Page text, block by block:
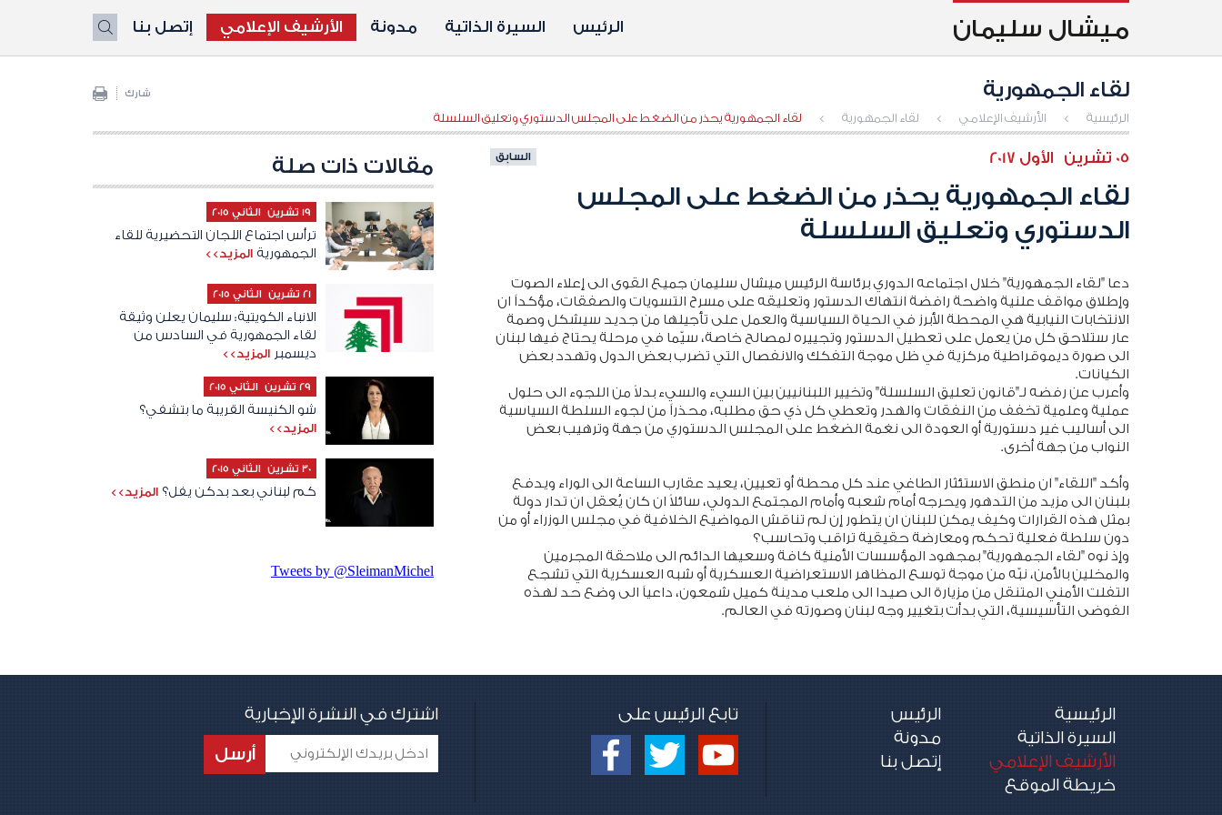
ميشال سليمان الرئيس السيرة الذاتية مدونة الأرشيف الإعلامي إتصل بنا X
شارك لقاء الجمهورية
الرئيسية > الأرشيف الإعلامي > لقاء الجمهورية > لقاء الجمهورية يحذر من الضغط على المجلس الدستوري وتعليق السلسلة
05 تشرين الأول 2017 السابق
لقاء الجمهورية يحذر من الضغط على المجلس
الدستوري وتعليق السلسلة
دعا "لقاء الجمهورية" خلال اجتماعه الدوري برئاسة الرئيس ميشال سليمان جميع القوى الى إعلاء الصوت
وإطلاق مواقف علنية واضحة رافضة انتهاك الدستور وتعليقه على مسرح التسويات والصفقات، مؤكداً ان
الانتخابات النيابية هي المحطة الأبرز في الحياة السياسية والعمل على تأجيلها من جديد سيشكل وصمة
عار ستلاحق كل من يعمل على تعطيل الدستور وتجييره لمصالح خاصة، سيّما في مرحلة يحتاج فيها لبنان
الى صورة ديموقراطية مركزية في ظل موجة التفكك والانفصال التي تضرب بعض الدول وتهدد بعض
الكيانات.
وأعرب عن رفضه لـ"قانون تعليق السلسلة" وتخيير اللبنانيين بين السيء والسيء بدلاً من اللجوء الى حلول
عملية وعلمية تخفف من النفقات والهدر وتعطي كل ذي حق مطلبه، محذراً من لجوء السلطة السياسية
الى أساليب غير دستورية أو العودة الى نغمة الضغط على المجلس الدستوري من جهة وترهيب بعض
النواب من جهة أخرى.
وأكد "اللقاء" ان منطق الاستئثار الطاغي عند كل محطة أو تعيين، يعيد عقارب الساعة الى الوراء ويدفع
بلبنان الى مزيد من التدهور ويحرجه أمام شعبه وأمام المجتمع الدولي، سائلاً ان كان يُعقل ان تدار دولة
بمثل هذه القرارات وكيف يمكن للبنان ان يتطور إن لم تناقش المواضيع الخلافية في مجلس الوزراء أو من
دون سلطة فعلية تحكم ومعارضة حقيقية تراقب وتحاسب؟
وإذ نوه "لقاء الجمهورية" بمجهود المؤسسات الأمنية كافة وسعيها الدائم الى ملاحقة المجرمين
والمخلين بالأمن، نبّه من موجة توسع المظاهر الاستعراضية العسكرية أو شبه العسكرية التي تشجع
التفلت الأمني المتنقل من مزيارة الى صيدا الى ملعب مدينة كميل شمعون، داعياً الى وضع حد لهذه
الفوضى التأسيسية، التي بدأت بتغيير وجه لبنان وصورته في العالم.
مقالات ذات صلة
19 تشرين الثاني 2015
ترأس اجتماع اللجان التحضيرية للقاء
الجمهورية المزيد>>
21 تشرين الثاني 2015
الانباء الكويتية: سليمان يعلن وثيقة
لقاء الجمهورية في السادس من
ديسمبر المزيد>>
29 تشرين الثاني 2015
شو الكنيسة القريبة ما بتشفي؟
المزيد>>
30 تشرين الثاني 2015
كم لبناني بعد بدكن يفل؟ المزيد>>
Tweets by @SleimanMichel
الرئيسية
الرئيس
السيرة الذاتية
مدونة
الأرشيف الإعلامي
إتصل بنا
خريطة الموقع
تابع الرئيس على اشترك في النشرة الإخبارية
أرسل